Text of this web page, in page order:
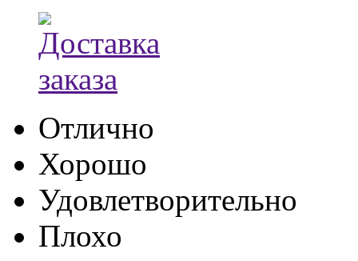
Отлично
Хорошо
Удовлетворительно
Плохо